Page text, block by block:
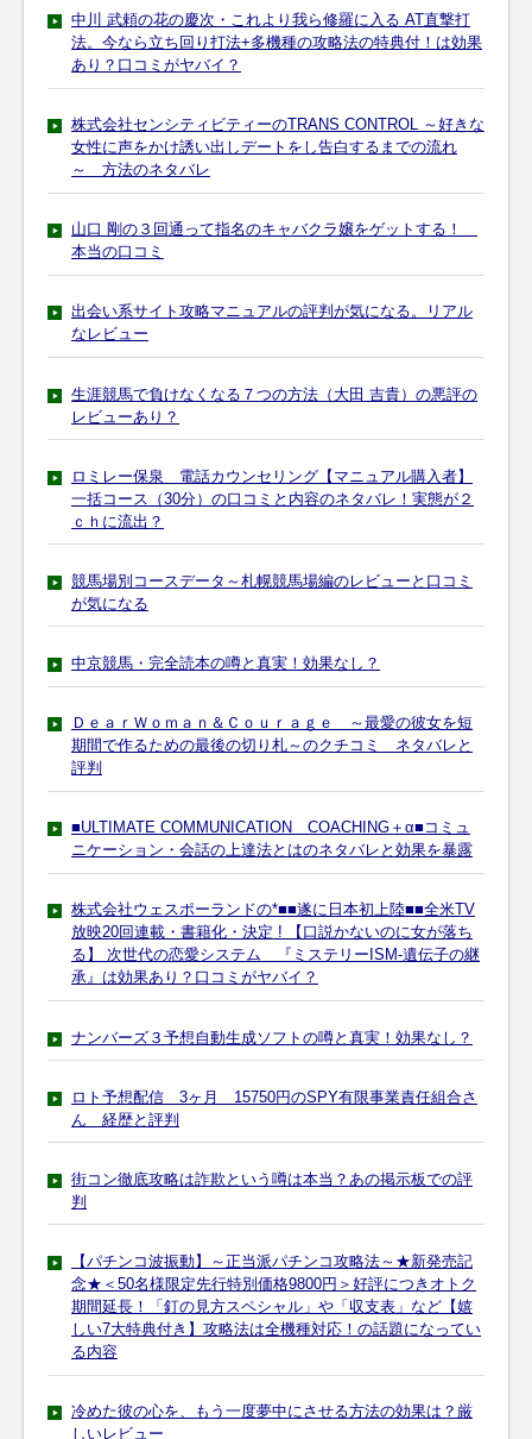
中川 武頼の花の慶次・これより我ら修羅に入る AT直撃打
法。今なら立ち回り打法+多機種の攻略法の特典付！は効果
あり？口コミがヤバイ？
株式会社センシティビティーのTRANS CONTROL ～好きな
女性に声をかけ誘い出しデートをし告白するまでの流れ
～ 方法のネタバレ
山口 剛の３回通って指名のキャバクラ嬢をゲットする！
本当の口コミ
出会い系サイト攻略マニュアルの評判が気になる。リアル
なレビュー
生涯競馬で負けなくなる７つの方法（大田 吉貴）の悪評の
レビューあり？
ロミレー保泉 電話カウンセリング【マニュアル購入者】
一括コース（30分）の口コミと内容のネタバレ！実態が２
ｃｈに流出？
競馬場別コースデータ～札幌競馬場編のレビューと口コミ
が気になる
中京競馬・完全読本の噂と真実！効果なし？
ＤｅａｒＷｏｍａｎ＆Ｃｏｕｒａｇｅ ～最愛の彼女を短
期間で作るための最後の切り札～のクチコミ ネタバレと
評判
■ULTIMATE COMMUNICATION COACHING＋α■コミュ
ニケーション・会話の上達法とはのネタバレと効果を暴露
株式会社ウェスポーランドの*■■遂に日本初上陸■■全米TV
放映20回連載・書籍化・決定 ! 【口説かないのに女が落ち
る】 次世代の恋愛システム 『ミステリーISM-遺伝子の継
承』は効果あり？口コミがヤバイ？
ナンバーズ３予想自動生成ソフトの噂と真実！効果なし？
ロト予想配信 3ヶ月 15750円のSPY有限事業責任組合さ
ん 経歴と評判
街コン徹底攻略は詐欺という噂は本当？あの掲示板での評
判
【パチンコ波振動】～正当派パチンコ攻略法～★新発売記
念★＜50名様限定先行特別価格9800円＞好評につきオトク
期間延長！「釘の見方スペシャル」や「収支表」など【嬉
しい7大特典付き】攻略法は全機種対応！の話題になってい
る内容
冷めた彼の心を、もう一度夢中にさせる方法の効果は？厳
しいレビュー